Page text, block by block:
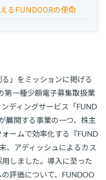
登録
るFUNDOORの使命
」をミッションに掲げる
第一種少額電子募集取扱業
ディングサービス「FUND
展開する事業の一つ、株主
ームで効率化する『FUND
、アディッシュによるカス
しました。導入に至った
評価について、FUNDOO